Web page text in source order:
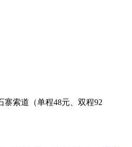
索道（单程48元、双程92